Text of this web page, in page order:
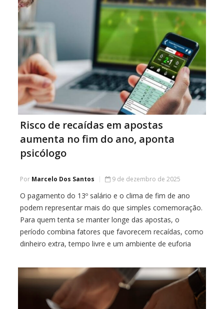
Risco de recaídas em apostas
aumenta no fim do ano, aponta
psicólogo
Por Marcelo Dos Santos 9 de dezembro de 2025
O pagamento do 13º salário e o clima de fim de ano
podem representar mais do que simples comemoração.
Para quem tenta se manter longe das apostas, o
período combina fatores que favorecem recaídas, como
dinheiro extra, tempo livre e um ambiente de euforia
especialista em […]